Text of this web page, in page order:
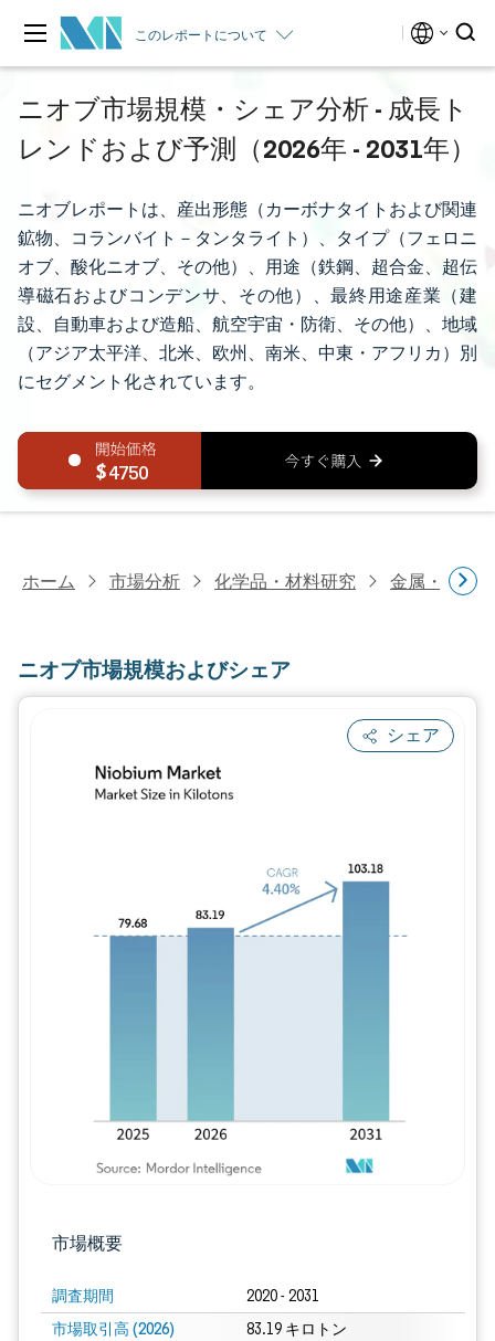
このレポートについて
ニオブ市場規模・シェア分析 - 成長ト
レンドおよび予測（2026年 - 2031年）
ニオブレポートは、産出形態（カーボナタイトおよび関連
鉱物、コランバイト－タンタライト）、タイプ（フェロニ
オブ、酸化ニオブ、その他）、用途（鉄鋼、超合金、超伝
導磁石およびコンデンサ、その他）、最終用途産業（建
設、自動車および造船、航空宇宙・防衛、その他）、地域
（アジア太平洋、北米、欧州、南米、中東・アフリカ）別
にセグメント化されています。
4750
ホーム 市場分析 化学品・材料研究 金属・鉱物
ニオブ市場規模およびシェア
シェア
市場概要
調査期間 2020 - 2031
市場取引高 (2026) 83.19 キロトン